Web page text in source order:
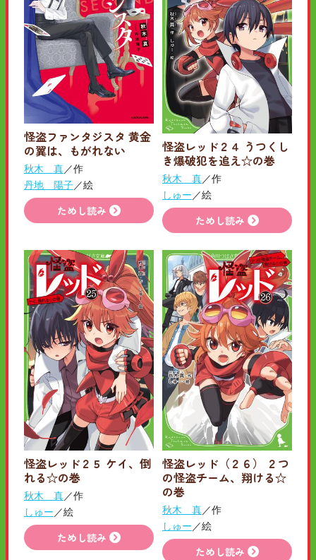
怪盗ファンタジスタ 黄金
の翼は、もがれない
秋木 真／作
丹地 陽子／絵
ためし読み
怪盗レッド２４ うつくし
き爆破犯を追え☆の巻
秋木 真／作
しゅー ／絵
ためし読み
怪盗レッド２５ ケイ、倒
れる☆の巻
秋木 真／作
しゅー ／絵
ためし読み
怪盗レッド（２６） ２つ
の怪盗チーム、翔ける☆
の巻
秋木 真／作
しゅー ／絵
ためし読み